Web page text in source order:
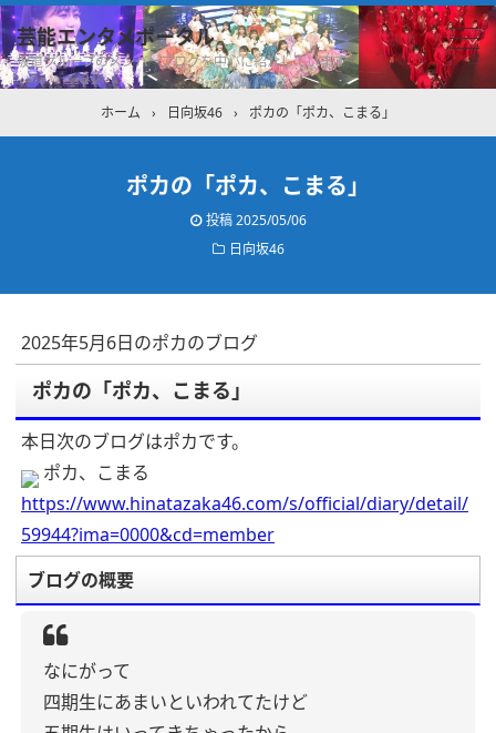
芸能エンタメポータル
坂道グループのメンバーブログを中心に紹介しています
ホーム › 日向坂46 › ポカの「ポカ、こまる」
ポカの「ポカ、こまる」
投稿2025/05/06
日向坂46
2025年5月6日のポカのブログ
ポカの「ポカ、こまる」
本日次のブログはポカです。
ポカ、こまる
https://www.hinatazaka46.com/s/official/diary/detail/
59944?ima=0000&cd=member
ブログの概要
なにがって
四期生にあまいといわれてたけど